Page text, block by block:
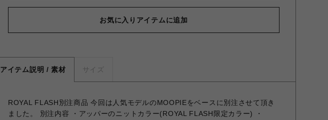
お気に入りアイテムに追加
アイテム説明 / 素材 サイズ
ROYAL FLASH別注商品 今回は人気モデルのMOOPIEをベースに別注させて頂き
ました。 別注内容 ・アッパーのニットカラー(ROYAL FLASH限定カラー) ・